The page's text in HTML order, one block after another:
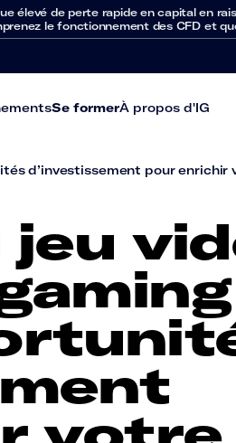
élevé de perte rapide en capital en
le fonctionnement des CFD et
Se formerÀ propos d'IG
d’investissement pour enrichir